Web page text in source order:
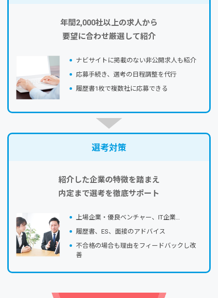
年間2,000社以上の求人から
要望に合わせ厳選して紹介
ナビサイトに掲載のない⾮公開求⼈も紹介
応募⼿続き、選考の⽇程調整を代⾏
履歴書1枚で複数社に応募できる
選考対策
紹介した企業の特徴を踏まえ
内定まで選考を徹底サポート
上場企業・優良ベンチャー、IT企業…
履歴書、ES、⾯接のアドバイス
不合格の場合も理由をフィードバックし改
善